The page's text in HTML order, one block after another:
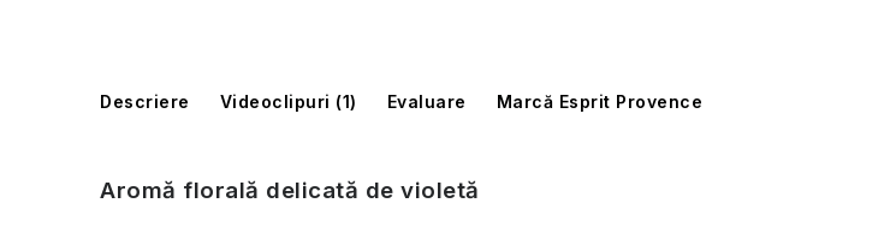
Descriere Videoclipuri (1) Evaluare Marcă Esprit Provence
Aromă florală delicată de violetă